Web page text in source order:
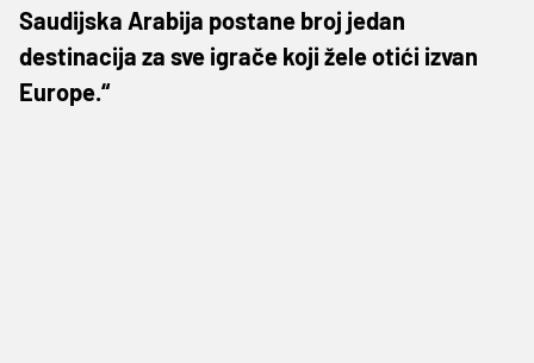
Saudijska Arabija postane broj jedan
destinacija za sve igrače koji žele otići izvan
Europe.“